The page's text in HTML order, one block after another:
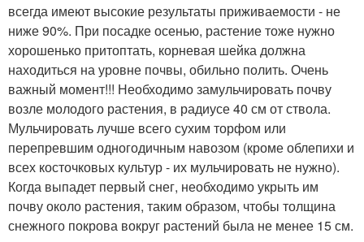
всегда имеют высокие результаты приживаемости - не
ниже 90%. При посадке осенью, растение тоже нужно
хорошенько притоптать, корневая шейка должна
находиться на уровне почвы, обильно полить. Очень
важный момент!!! Необходимо замульчировать почву
возле молодого растения, в радиусе 40 см от ствола.
Мульчировать лучше всего сухим торфом или
перепревшим одногодичным навозом (кроме облепихи и
всех косточковых культур - их мульчировать не нужно).
Когда выпадет первый снег, необходимо укрыть им
почву около растения, таким образом, чтобы толщина
снежного покрова вокруг растений была не менее 15 см.